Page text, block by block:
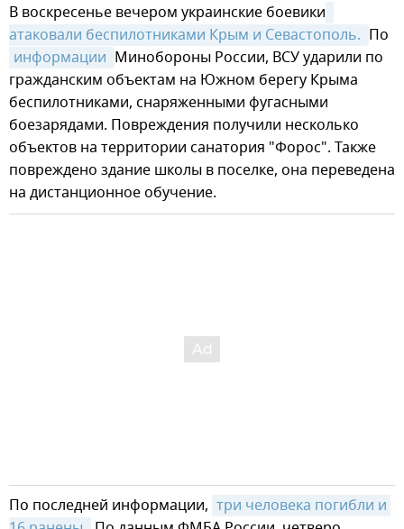
В воскресенье вечером украинские боевики
атаковали беспилотниками Крым и Севастополь. По
информации Минобороны России, ВСУ ударили по
гражданским объектам на Южном берегу Крыма
беспилотниками, снаряженными фугасными
боезарядами. Повреждения получили несколько
объектов на территории санатория "Форос". Также
повреждено здание школы в поселке, она переведена
на дистанционное обучение.
По последней информации, три человека погибли и